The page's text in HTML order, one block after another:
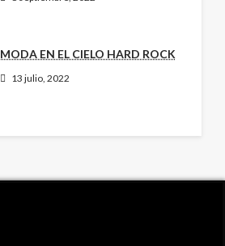
MODA EN EL CIELO HARD ROCK
13 julio, 2022